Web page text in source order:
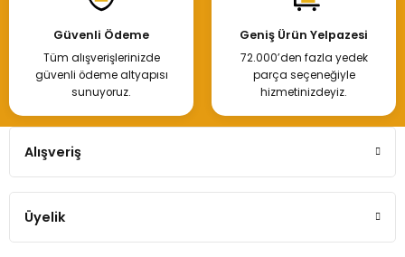
Güvenli Ödeme
Tüm alışverişlerinizde
güvenli ödeme altyapısı
sunuyoruz.
Geniş Ürün Yelpazesi
72.000’den fazla yedek
parça seçeneğiyle
hizmetinizdeyiz.
Alışveriş
Üyelik